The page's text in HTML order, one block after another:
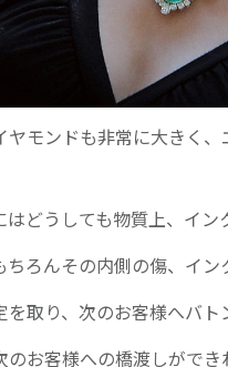
モンドも非常に大きく
どうしても物質上、イン
ろんその内側の傷、イ
取り、次のお客様へバト
お客様への橋渡しができ